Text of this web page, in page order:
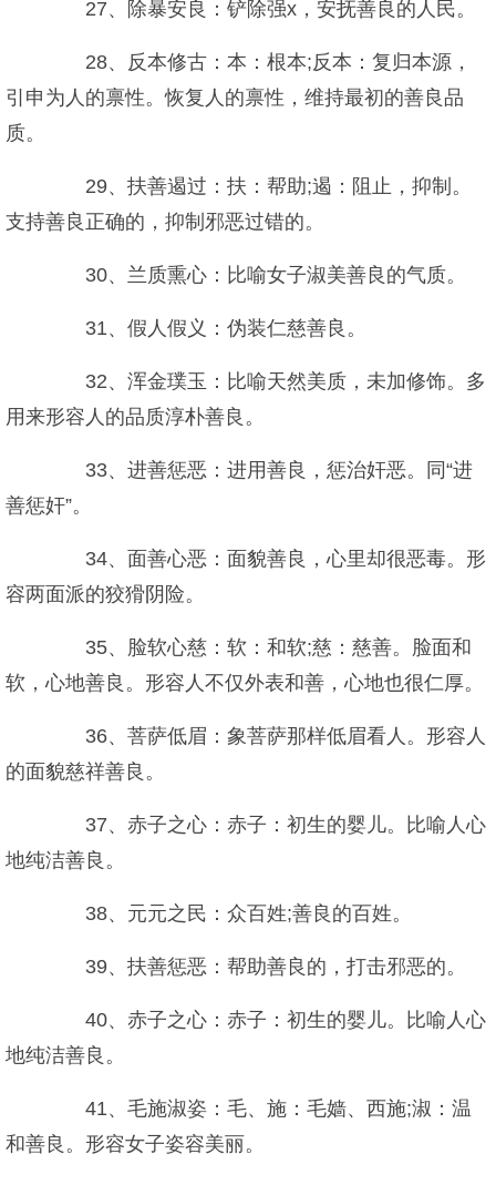
27、除暴安良：铲除强x，安抚善良的人民。
28、反本修古：本：根本;反本：复归本源，
引申为人的禀性。恢复人的禀性，维持最初的善良品
质。
29、扶善遏过：扶：帮助;遏：阻止，抑制。
支持善良正确的，抑制邪恶过错的。
30、兰质熏心：比喻女子淑美善良的气质。
31、假人假义：伪装仁慈善良。
32、浑金璞玉：比喻天然美质，未加修饰。多
用来形容人的品质淳朴善良。
33、进善惩恶：进用善良，惩治奸恶。同“进
善惩奸”。
34、面善心恶：面貌善良，心里却很恶毒。形
容两面派的狡猾阴险。
35、脸软心慈：软：和软;慈：慈善。脸面和
软，心地善良。形容人不仅外表和善，心地也很仁厚。
36、菩萨低眉：象菩萨那样低眉看人。形容人
的面貌慈祥善良。
37、赤子之心：赤子：初生的婴儿。比喻人心
地纯洁善良。
38、元元之民：众百姓;善良的百姓。
39、扶善惩恶：帮助善良的，打击邪恶的。
40、赤子之心：赤子：初生的婴儿。比喻人心
地纯洁善良。
41、毛施淑姿：毛、施：毛嫱、西施;淑：温
和善良。形容女子姿容美丽。